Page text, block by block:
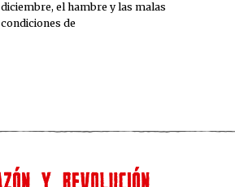
diciembre, el hambre y las malas
condiciones de